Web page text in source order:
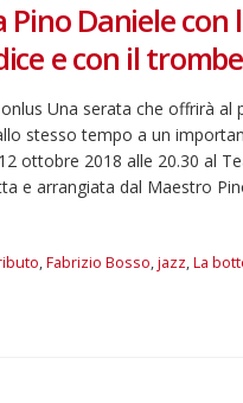
Daniele con
e con il
Una serata che offrirà al
stesso tempo a un
ottobre 2018 alle 20.30 al
e arrangiata dal Maestro
,Fabrizio Bosso,jazz,La